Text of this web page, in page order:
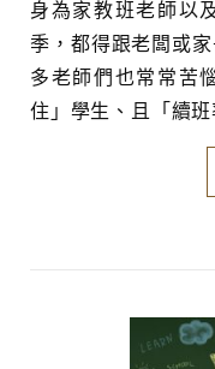
身為家教班老師以及長期私人英文家教，每年或是每
季，都得跟老闆或
多老師們也常常苦
住」學生、且「續班